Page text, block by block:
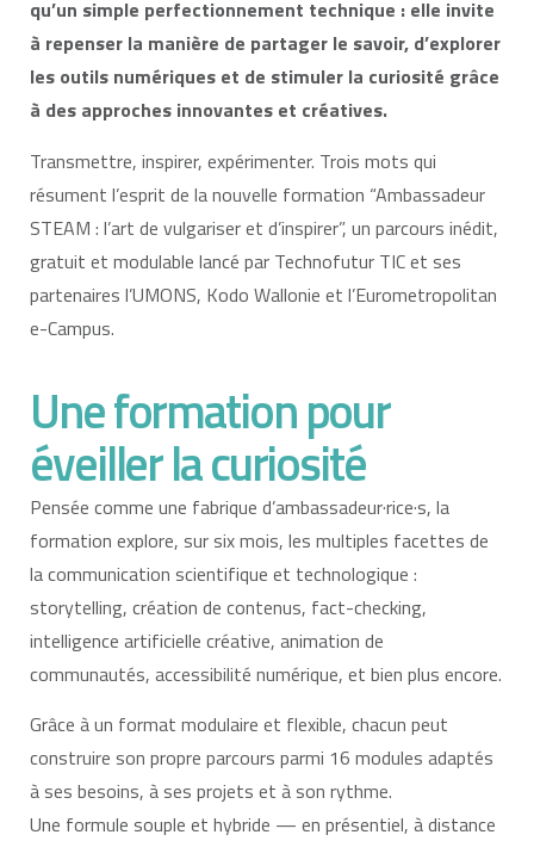
qu’un simple perfectionnement technique : elle invite
à repenser la manière de partager le savoir, d’explorer
les outils numériques et de stimuler la curiosité grâce
à des approches innovantes et créatives.
Transmettre, inspirer, expérimenter. Trois mots qui
résument l’esprit de la nouvelle formation “Ambassadeur
STEAM : l’art de vulgariser et d’inspirer”, un parcours inédit,
gratuit et modulable lancé par Technofutur TIC et ses
partenaires l’UMONS, Kodo Wallonie et l’Eurometropolitan
e-Campus.
Une formation pour
éveiller la curiosité
Pensée comme une fabrique d’ambassadeur·rice·s, la
formation explore, sur six mois, les multiples facettes de
la communication scientifique et technologique :
storytelling, création de contenus, fact-checking,
intelligence artificielle créative, animation de
communautés, accessibilité numérique, et bien plus encore.
Grâce à un format modulaire et flexible, chacun peut
construire son propre parcours parmi 16 modules adaptés
à ses besoins, à ses projets et à son rythme.
Une formule souple et hybride — en présentiel, à distance